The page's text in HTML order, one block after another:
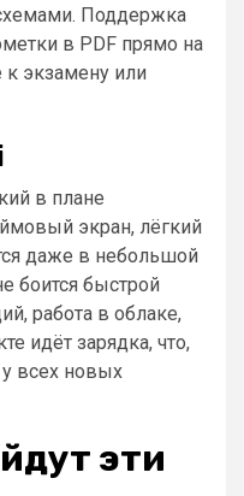
Поддержка
в PDF прямо на
к экзамену или
в плане
экран, лёгкий
даже в небольшой
боится быстрой
работа в облаке,
идёт зарядка, что,
у всех новых
эти